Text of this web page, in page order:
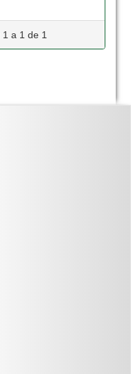
a 1 de 1